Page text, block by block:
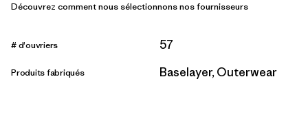
Découvrez comment nous sélectionnons nos fournisseurs
# d'ouvriers 57
Produits fabriqués Baselayer, Outerwear